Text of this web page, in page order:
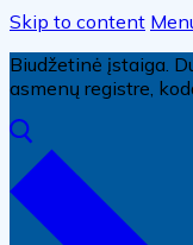
Skip to content
Biudžetinė įstaiga.
asmenų registre,